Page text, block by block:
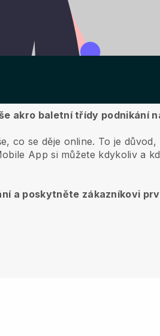
akro baletní třídy podnikání
co se děje online. To je
App si můžete kdykoliv a
a poskytněte zákazníkovi